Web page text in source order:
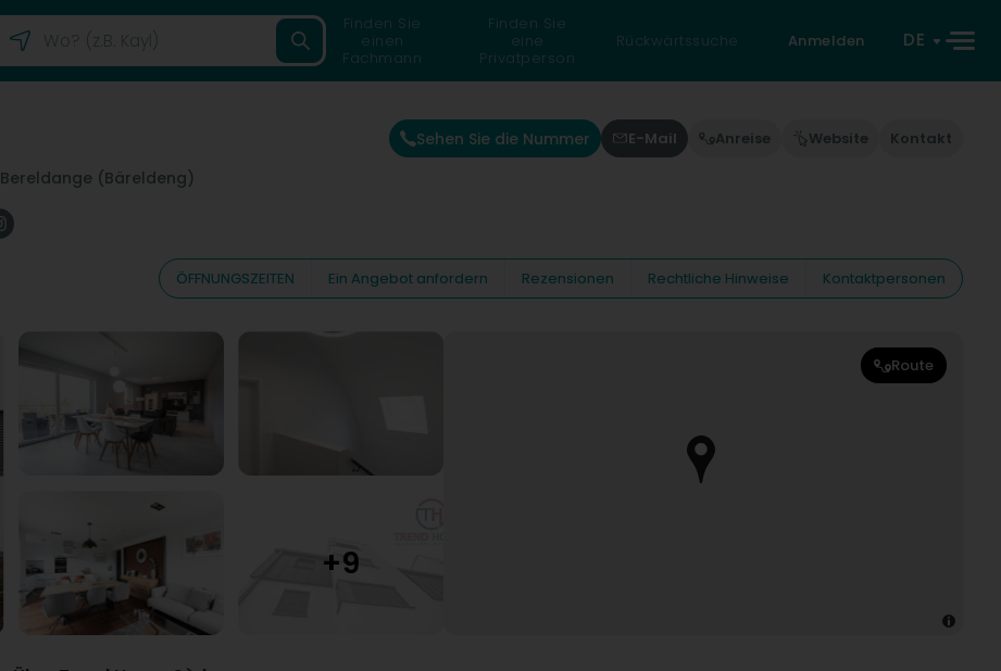
Finden Sie
einen
Fachmann
Finden Sie
eine
Privatperson
Rückwärtssuche Anmelden DE
Bereldange (Bäreldeng)
Sehen Sie die Nummer E-Mail Anreise Website Kontakt
ÖFFNUNGSZEITEN Ein Angebot anfordern Rezensionen Rechtliche Hinweise
Kontaktpersonen
Route